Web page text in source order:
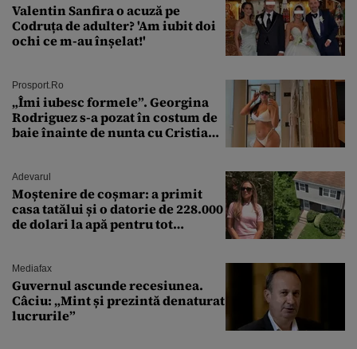
Valentin Sanfira o acuză pe
Codruța de adulter? 'Am iubit doi
ochi ce m-au înșelat!'
Prosport.ro
„Îmi iubesc formele”. Georgina
Rodriguez s-a pozat în costum de
baie înainte de nunta cu Cristiano
Adevarul
Moștenire de coșmar: a primit
casa tatălui și o datorie de 228.000
de dolari la apă pentru tot
Mediafax
Guvernul ascunde recesiunea.
Câciu: „Mint și prezintă denaturat
lucrurile”